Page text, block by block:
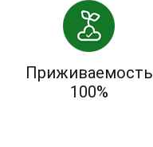
Приживаемость
100%